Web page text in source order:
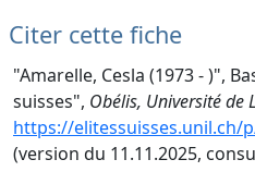
Citer cette fiche
"Amarelle, Cesla (1973 - )",
suisses", Obélis, Université de
https://elitessuisses.unil.ch/
(version du 11.11.2025,